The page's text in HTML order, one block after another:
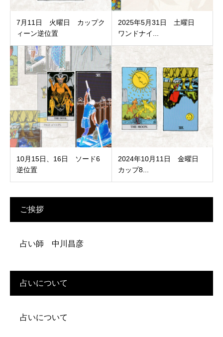
7月11日 火曜日 カップク
ィーン逆位置
2025年5月31日 土曜日
ワンドナイ...
10月15日、16日 ソード6
逆位置
2024年10月11日 金曜日
カップ8...
ご挨拶
占い師 中川昌彦
占いについて
占いについて